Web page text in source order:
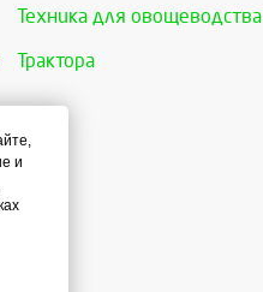
Техника для овощеводства
Трактора
и